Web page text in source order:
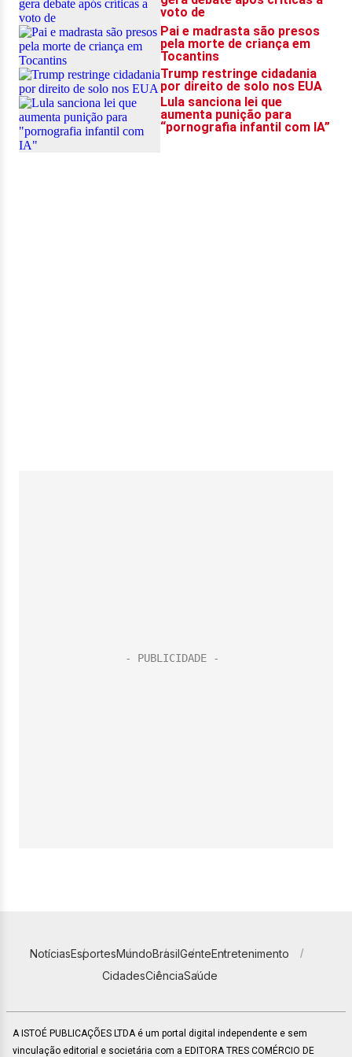
NotíciasEsportesMundoBrasilGenteEntretenimento
CidadesCiênciaSaúde
A ISTOÉ PUBLICAÇÕES LTDA é um portal digital independente e sem
vinculação editorial e societária com a EDITORA TRES COMÉRCIO DE